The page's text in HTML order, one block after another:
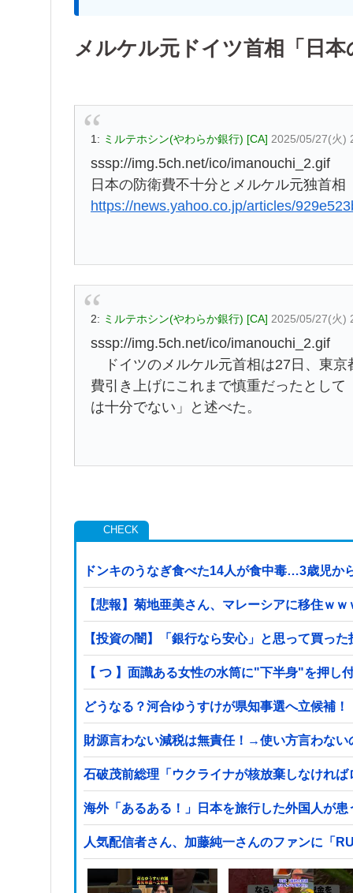
メルケル元ドイツ首相「日
1: ミルテホシン(やわらか銀行) [CA] 2025/05/27(火)
sssp://img.5ch.net/ico/imanouchi_2.gif
日本の防衛費不十分とメルケル元独首相
https://news.yahoo.co.jp/articles/
2: ミルテホシン(やわらか銀行) [CA] 2025/05/27(火)
sssp://img.5ch.net/ico/imanouchi_2.gif
ドイツのメルケル元首相は27日、東京
費引き上げにこれまで慎重だったとし
は十分でない」と述べた。
ドンキのうなぎ食べた14人が食中毒…3歳児か
【悲報】菊地亜美さん、マレーシアに移住ｗ
【投資の闇】「銀行なら安心」と思って買っ
【 つ 】面識ある女性の水筒に"下半身"を押
どうなる？河合ゆうすけが県知事選へ立候補！
財源言わない減税は無責任！→使い方言わない
石破茂前総理「ウクライナが核放棄しなけれ
海外「あるある！」日本を旅行した外国人が
人気配信者さん、加藤純一さんのファンに「